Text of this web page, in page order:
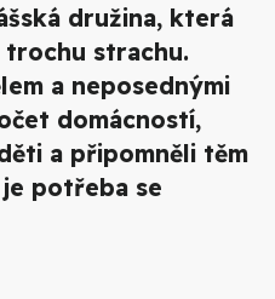
družina, která
strachu.
a neposednými
domácností,
a připomněli těm
potřeba se